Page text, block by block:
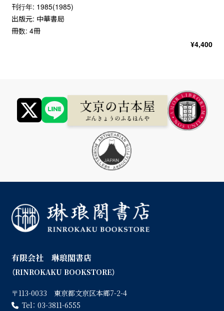
刊行年: 1985(1985)
出版元: 中華書局
冊数: 4冊
¥4,400
有限会社 琳琅閣書店
（RINROKAKU BOOKSTORE）
〒113-0033 東京都文京区本郷7-2-4
Tel： 03-3811-6555